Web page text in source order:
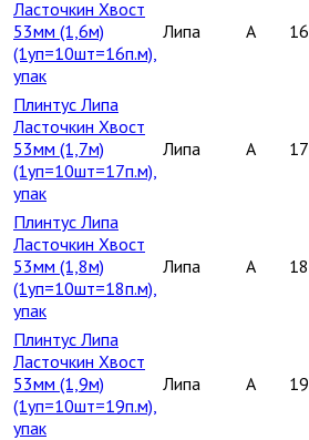
Ласточкин Хвост
53мм (1,6м)
(1уп=10шт=16п.м),
упак
Липа A 16
Плинтус Липа
Ласточкин Хвост
53мм (1,7м)
(1уп=10шт=17п.м),
упак
Липа A 17
Плинтус Липа
Ласточкин Хвост
53мм (1,8м)
(1уп=10шт=18п.м),
упак
Липа A 18
Плинтус Липа
Ласточкин Хвост
53мм (1,9м)
(1уп=10шт=19п.м),
упак
Липа A 19